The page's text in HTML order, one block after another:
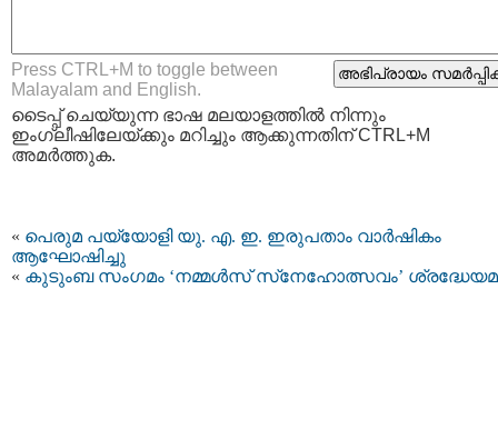
Press CTRL+M to toggle between
Malayalam and English.
ടൈപ്പ്‌ ചെയ്യുന്ന ഭാഷ മലയാളത്തില്‍ നിന്നും
ഇംഗ്ലീഷിലേയ്ക്കും മറിച്ചും ആക്കുന്നതിന് CTRL+M
അമര്‍ത്തുക.
« പെരുമ പയ്യോളി യു. എ. ഇ. ഇരുപതാം വാർഷികം
ആഘോഷിച്ചു
« കുടുംബ സംഗമം ‘നമ്മൾസ് സ്‌നേഹോത്സവം’